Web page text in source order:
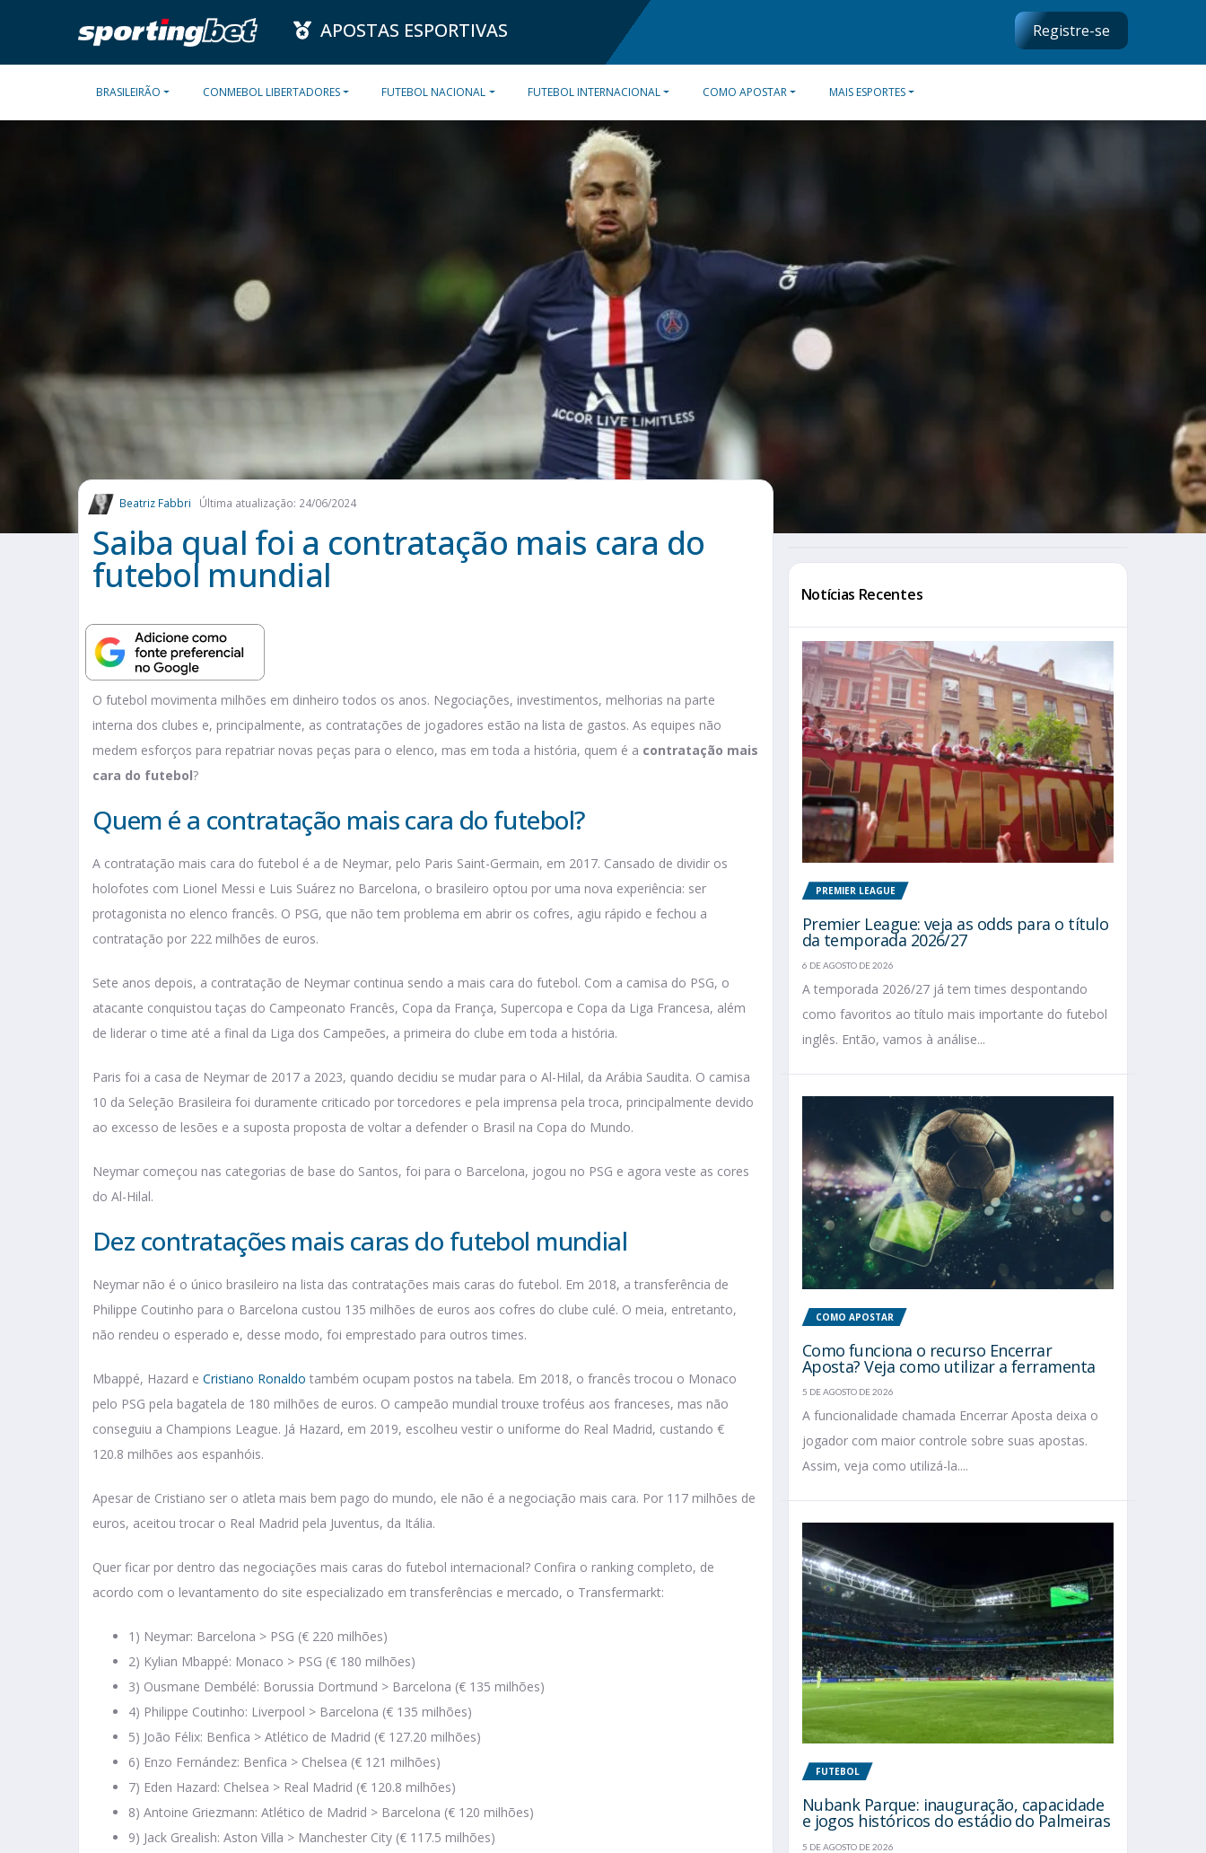
APOSTAS ESPORTIVAS Registre-se
BRASILEIRÃO CONMEBOL LIBERTADORES FUTEBOL NACIONAL FUTEBOL INTERNACIONAL COMO APOSTAR MAIS ESPORTES
Beatriz Fabbri Última atualização: 24/06/2024
Saiba qual foi a contratação mais cara do
futebol mundial
O futebol movimenta milhões em dinheiro todos os anos. Negociações, investimentos, melhorias na parte
interna dos clubes e, principalmente, as contratações de jogadores estão na lista de gastos. As equipes não
medem esforços para repatriar novas peças para o elenco, mas em toda a história, quem é a contratação mais
cara do futebol?
Quem é a contratação mais cara do futebol?
A contratação mais cara do futebol é a de Neymar, pelo Paris Saint-Germain, em 2017. Cansado de dividir os
holofotes com Lionel Messi e Luis Suárez no Barcelona, o brasileiro optou por uma nova experiência: ser
protagonista no elenco francês. O PSG, que não tem problema em abrir os cofres, agiu rápido e fechou a
contratação por 222 milhões de euros.
Sete anos depois, a contratação de Neymar continua sendo a mais cara do futebol. Com a camisa do PSG, o
atacante conquistou taças do Campeonato Francês, Copa da França, Supercopa e Copa da Liga Francesa, além
de liderar o time até a final da Liga dos Campeões, a primeira do clube em toda a história.
Paris foi a casa de Neymar de 2017 a 2023, quando decidiu se mudar para o Al-Hilal, da Arábia Saudita. O camisa
10 da Seleção Brasileira foi duramente criticado por torcedores e pela imprensa pela troca, principalmente devido
ao excesso de lesões e a suposta proposta de voltar a defender o Brasil na Copa do Mundo.
Neymar começou nas categorias de base do Santos, foi para o Barcelona, jogou no PSG e agora veste as cores
do Al-Hilal.
Dez contratações mais caras do futebol mundial
Neymar não é o único brasileiro na lista das contratações mais caras do futebol. Em 2018, a transferência de
Philippe Coutinho para o Barcelona custou 135 milhões de euros aos cofres do clube culé. O meia, entretanto,
não rendeu o esperado e, desse modo, foi emprestado para outros times.
Mbappé, Hazard e Cristiano Ronaldo também ocupam postos na tabela. Em 2018, o francês trocou o Monaco
pelo PSG pela bagatela de 180 milhões de euros. O campeão mundial trouxe troféus aos franceses, mas não
conseguiu a Champions League. Já Hazard, em 2019, escolheu vestir o uniforme do Real Madrid, custando €
120.8 milhões aos espanhóis.
Apesar de Cristiano ser o atleta mais bem pago do mundo, ele não é a negociação mais cara. Por 117 milhões de
euros, aceitou trocar o Real Madrid pela Juventus, da Itália.
Quer ficar por dentro das negociações mais caras do futebol internacional? Confira o ranking completo, de
acordo com o levantamento do site especializado em transferências e mercado, o Transfermarkt:
1) Neymar: Barcelona > PSG (€ 220 milhões)
2) Kylian Mbappé: Monaco > PSG (€ 180 milhões)
3) Ousmane Dembélé: Borussia Dortmund > Barcelona (€ 135 milhões)
4) Philippe Coutinho: Liverpool > Barcelona (€ 135 milhões)
5) João Félix: Benfica > Atlético de Madrid (€ 127.20 milhões)
6) Enzo Fernández: Benfica > Chelsea (€ 121 milhões)
7) Eden Hazard: Chelsea > Real Madrid (€ 120.8 milhões)
8) Antoine Griezmann: Atlético de Madrid > Barcelona (€ 120 milhões)
9) Jack Grealish: Aston Villa > Manchester City (€ 117.5 milhões)
Notícias Recentes
PREMIER LEAGUE
Premier League: veja as odds para o título
da temporada 2026/27
6 DE AGOSTO DE 2026
A temporada 2026/27 já tem times despontando
como favoritos ao título mais importante do futebol
inglês. Então, vamos à análise...
COMO APOSTAR
Como funciona o recurso Encerrar
Aposta? Veja como utilizar a ferramenta
5 DE AGOSTO DE 2026
A funcionalidade chamada Encerrar Aposta deixa o
jogador com maior controle sobre suas apostas.
Assim, veja como utilizá-la....
FUTEBOL
Nubank Parque: inauguração, capacidade
e jogos históricos do estádio do Palmeiras
5 DE AGOSTO DE 2026